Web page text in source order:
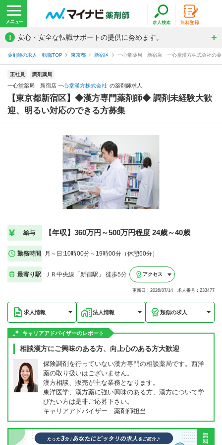
! 安心・安全な転職サポートの提供に努めます。
薬剤師の求人・転職TOP 東京都 新宿区 一心堂薬局 新宿店 一心堂漢方株式会社の薬
正社員 調剤薬局
一心堂薬局 新宿店 一心堂漢方株式会社 の薬剤師求人
【東京都新宿区】◆漢方専門薬剤師◆ 調剤未経験大歓
迎、明るい対応のできる方募集
給与 【年収】360万円～500万円程度 24歳～40歳
勤務時間 月～日:10時00分～19時00分（休憩60分）
最寄り駅 ＪＲ中央線「新宿駅」 徒歩5分 アクセス
更新日：2026/07/14 求人番号：233477
求人情報 法人情報 類似の求人
キャリアアドバイザーのレポート
相談漢方にご興味のある方、向上心のある方大歓迎
保険調剤を行っていない漢方専門の相談薬局です。西洋
薬の取り扱いはございません。
漢方相談、販売が主な業務となります。
東洋医学、漢方薬に強い興味のある方、漢方について学
びたい方は是非ご応募下さい。
キャリアアドバイザー 薬剤師担当